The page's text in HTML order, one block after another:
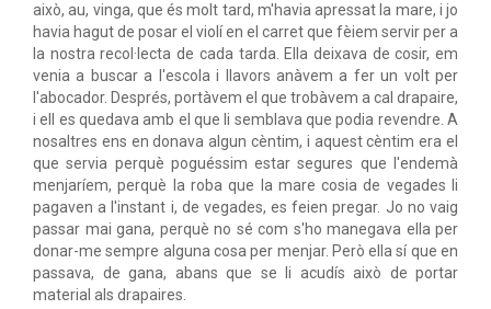
això, au, vinga, que és molt tard, m'havia apressat la mare, i jo
havia hagut de posar el violí en el carret que fèiem servir per a
la nostra recol·lecta de cada tarda. Ella deixava de cosir, em
venia a buscar a l'escola i llavors anàvem a fer un volt per
l'abocador. Després, portàvem el que trobàvem a cal drapaire,
i ell es quedava amb el que li semblava que podia revendre. A
nosaltres ens en donava algun cèntim, i aquest cèntim era el
que servia perquè poguéssim estar segures que l'endemà
menjaríem, perquè la roba que la mare cosia de vegades li
pagaven a l'instant i, de vegades, es feien pregar. Jo no vaig
passar mai gana, perquè no sé com s'ho manegava ella per
donar-me sempre alguna cosa per menjar. Però ella sí que en
passava, de gana, abans que se li acudís això de portar
material als drapaires.